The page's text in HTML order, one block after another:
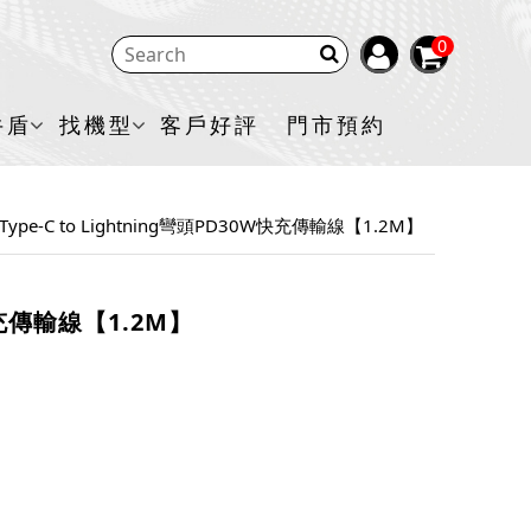
0
盾 找機型 客戶好評 門市預約
C to Lightning彎頭PD30W快充傳輸線【1.2M】
輸線【1.2M】